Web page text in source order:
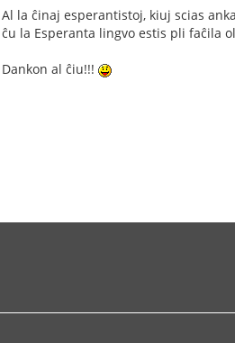
Al la ĉinaj esperantistoj, kiuj scias
ĉu la Esperanta lingvo estis pli faĉila
Dankon al ĉiu!!!